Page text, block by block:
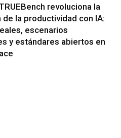
revoluciona la
de la productividad con IA:
escenarios
y estándares abiertos en